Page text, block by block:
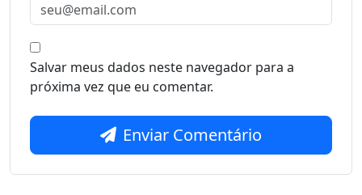
Salvar meus dados neste navegador para a
próxima vez que eu comentar.
Enviar Comentário